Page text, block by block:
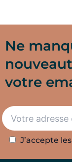
Ne
votre
J’accepte